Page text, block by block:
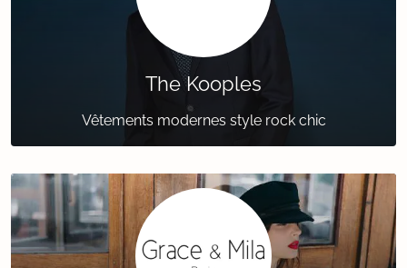
The Kooples
Vêtements modernes style rock chic